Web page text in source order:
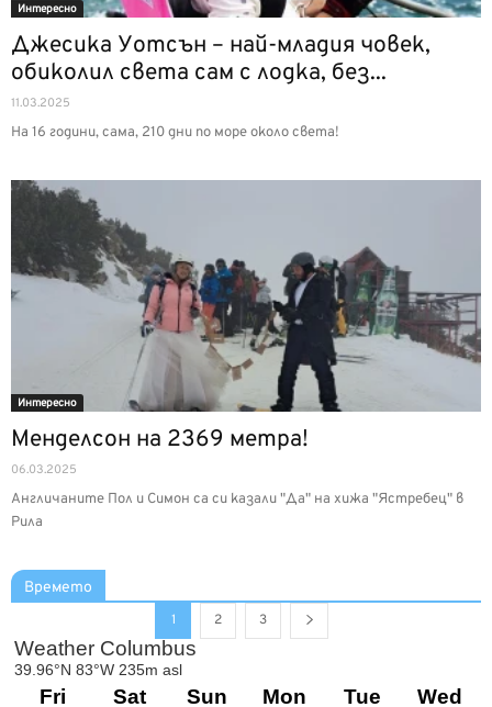
Интерeсно
Джесика Уотсън – най-младия човек,
обиколил света сам с лодка, без...
11.03.2025
На 16 години, самa, 210 дни по море около света!
Интерeсно
Менделсон на 2369 метра!
06.03.2025
Англичаните Пол и Симон са си казали "Да" на хижа "Ястребец" в
Рила
1 2 3
Времето